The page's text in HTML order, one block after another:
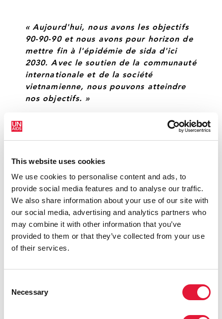
This website uses cookies
We use cookies to personalise content and ads, to
provide social media features and to analyse our traffic.
We also share information about your use of our site with
our social media, advertising and analytics partners who
may combine it with other information that you’ve
provided to them or that they’ve collected from your use
of their services.
Selection
Necessary
« Aujourd'hui, nous avons les objectifs
90-90-90 et nous avons pour horizon de
mettre fin à l'épidémie de sida d'ici
2030. Avec le soutien de la communauté
internationale et de la société
vietnamienne, nous pouvons atteindre
nos objectifs. »
VU DUC DAM, VICE-PREMIER MINISTRE ET
PRÉVENTION ET DE CONTRÔLE DU SIDA, DES
« Le bénéfice ultime sera la fin de
l'épidémie de sida d'ici 2030. Ce sera
notre plus grand cadeau au peuple
vietnamien, au monde et aux
générations à venir. Ce sera notre
héritage durable. »